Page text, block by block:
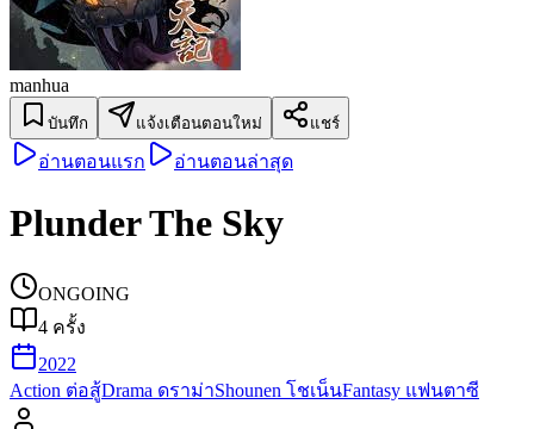
manhua
บันทึก แจ้งเตือนตอนใหม่ แชร์
อ่านตอนแรก อ่านตอนล่าสุด
Plunder The Sky
ONGOING
4 ครั้ง
2022
Action ต่อสู้Drama ดราม่าShounen โชเน็นFantasy แฟนตาซี